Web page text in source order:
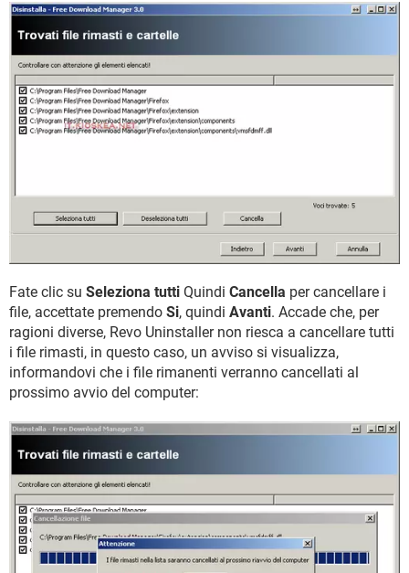
Fate clic su Seleziona tutti Quindi Cancella per cancellare i
file, accettate premendo Si, quindi Avanti. Accade che, per
ragioni diverse, Revo Uninstaller non riesca a cancellare tutti
i file rimasti, in questo caso, un avviso si visualizza,
informandovi che i file rimanenti verranno cancellati al
prossimo avvio del computer: